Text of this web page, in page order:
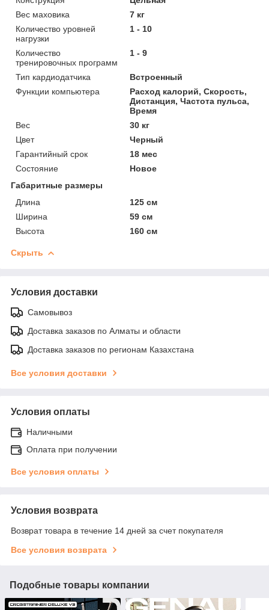
Вес маховика
7 кг
Количество уровней
нагрузки
1 - 10
Количество
тренировочных программ
1 - 9
Тип кардиодатчика
Встроенный
Функции компьютера
Расход калорий, Скорость,
Дистанция, Частота пульса,
Время
Вес
30 кг
Цвет
Черный
Гарантийный срок
18 мес
Состояние
Новое
Габаритные размеры
Длина
125 см
Ширина
59 см
Высота
160 см
Скрыть
Условия доставки
Самовывоз
Доставка заказов по Алматы и области
Доставка заказов по регионам Казахстана
Все условия доставки
Условия оплаты
Наличными
Оплата при получении
Все условия оплаты
Условия возврата
Возврат товара в течение 14 дней за счет покупателя
Все условия возврата
Подобные товары компании